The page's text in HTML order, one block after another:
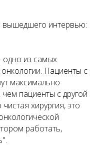
вышедшего интервью:
одно из самых
Пациенты с
максимально
пациенты с другой
хирургия, это
работать,